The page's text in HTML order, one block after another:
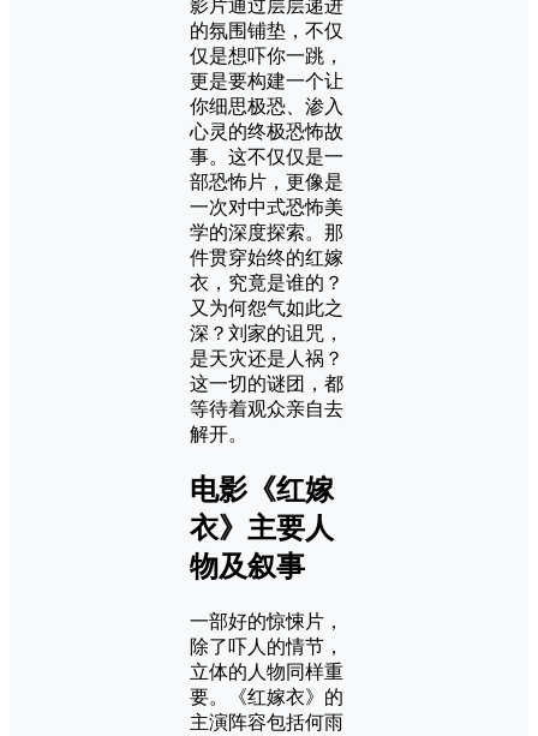
影片通过层层递进
的氛围铺垫，不仅
仅是想吓你一跳，
更是要构建一个让
你细思极恐、渗入
心灵的终极恐怖故
事。这不仅仅是一
部恐怖片，更像是
一次对中式恐怖美
学的深度探索。那
件贯穿始终的红嫁
衣，究竟是谁的？
又为何怨气如此之
深？刘家的诅咒，
是天灾还是人祸？
这一切的谜团，都
等待着观众亲自去
解开。
电影《红嫁
衣》主要人
物及叙事
一部好的惊悚片，
除了吓人的情节，
立体的人物同样重
要。《红嫁衣》的
主演阵容包括何雨